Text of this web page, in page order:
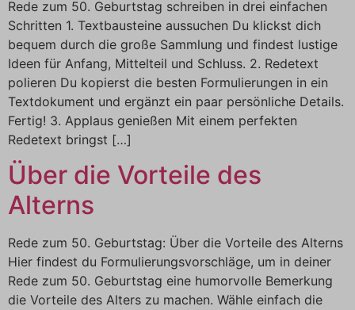
Rede zum 50. Geburtstag schreiben in drei einfachen
Schritten 1. Textbausteine aussuchen Du klickst dich
bequem durch die große Sammlung und findest lustige
Ideen für Anfang, Mittelteil und Schluss. 2. Redetext
polieren Du kopierst die besten Formulierungen in ein
Textdokument und ergänzt ein paar persönliche Details.
Fertig! 3. Applaus genießen Mit einem perfekten
Redetext bringst […]
Über die Vorteile des
Alterns
Rede zum 50. Geburtstag: Über die Vorteile des Alterns
Hier findest du Formulierungsvorschläge, um in deiner
Rede zum 50. Geburtstag eine humorvolle Bemerkung
die Vorteile des Alters zu machen. Wähle einfach die